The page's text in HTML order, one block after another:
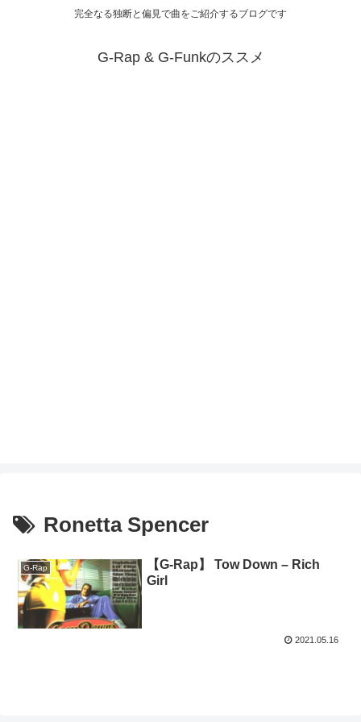
完全なる独断と偏見で曲をご紹介するブログです
G-Rap & G-Funkのススメ
Ronetta Spencer
G-Rap
【G-Rap】 Tow Down – Rich
Girl
2021.05.16